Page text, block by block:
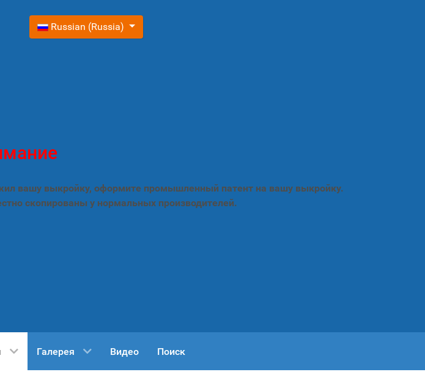
Выберите язык
Russian (Russia)
вашу выкройку, оформите промышленный патент на вашу выкройку.
скопированы у нормальных производителей.
Галерея Видео Поиск